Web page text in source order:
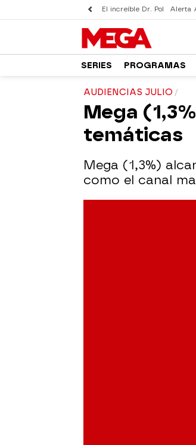
El increíble Dr. Pol Alerta
SERIES PROGRAMAS
AUDIENCIAS JULIO
Mega
temáticas
Mega (1,3%)
como el canal